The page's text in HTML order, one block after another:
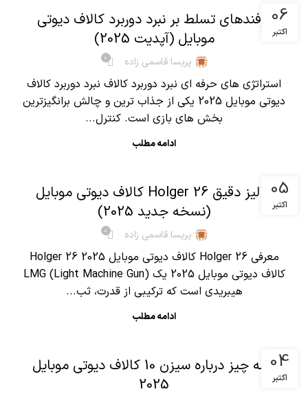
06
اکتبر
ترفندهای تسلط بر نبرد دوربرد کالاف دیوتی
موبایل (آپدیت 2025)
پریسا قاسمی زاده 0
استراتژی های حرفه ای نبرد دوربرد کالاف نبرد دوربرد کالاف
دیوتی موبایل 2025 یکی از جذاب ترین و چالش برانگیزترین
بخش های بازی است. کنترل...
ادامه مطلب
05
اکتبر
آنالیز دقیق Holger 26 کالاف دیوتی موبایل
(نسخه جدید 2025)
پریسا قاسمی زاده 0
معرفی Holger 26 کالاف دیوتی موبایل 2025 Holger 26
کالاف دیوتی موبایل 2025 یک LMG (Light Machine Gun)
هیبریدی است که ترکیبی از قدرت، ثب...
ادامه مطلب
04
اکتبر
همه چیز درباره سیزن 10 کالاف دیوتی موبایل
2025